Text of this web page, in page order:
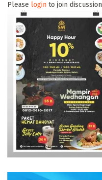
Please login to join discussion